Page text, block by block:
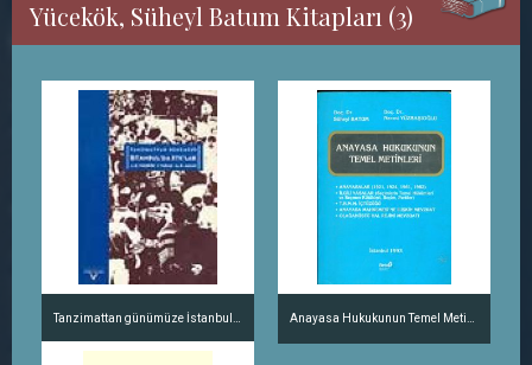
Yücekök, Süheyl Batum Kitapları (3)